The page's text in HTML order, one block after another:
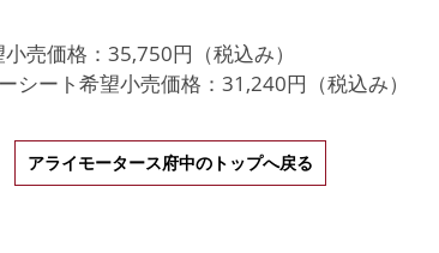
売価格：35,750円（税込み）
シート希望小売価格：31,240円（税込み）
アライモータース府中のトップへ戻る